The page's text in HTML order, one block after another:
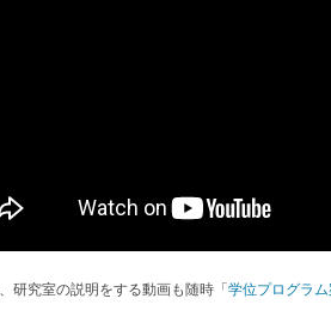
研究室の説明をする動画も随時「 学位プログラ